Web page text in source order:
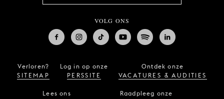
VOLG ONS
Verloren?
SITEMAP
Log in op onze
PERSSITE
Ontdek onze
VACATURES & AUDITIES
Lees ons
Raadpleeg onze